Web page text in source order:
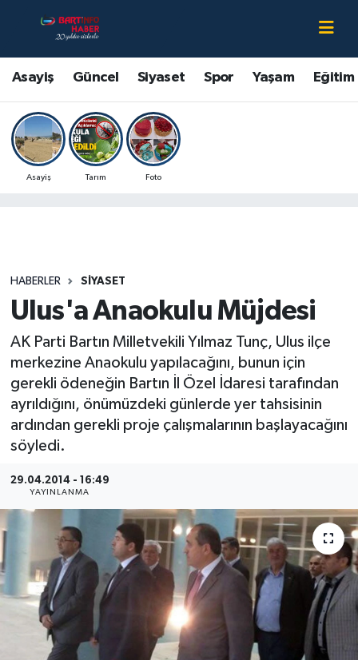
Asayiş Güncel Siyaset Spor Yaşam Eğitim
Asayiş Tarım Foto
HABERLER SIYASET
Ulus'a Anaokulu Müjdesi
AK Parti Bartın Milletvekili Yılmaz Tunç, Ulus ilçe
merkezine Anaokulu yapılacağını, bunun için
gerekli ödeneğin Bartın İl Özel İdaresi tarafından
ayrıldığını, önümüzdeki günlerde yer tahsisinin
ardından gerekli proje çalışmalarının başlayacağını
söyledi.
29.04.2014 - 16:49
YAYINLANMA
Asayiş
Bartın Hakkında
Çevre
Eğitim
Kültür-Sanat
Magazin
Medya
Sağlık
Sivil Toplum
Siyaset
Spor
Tarım
Bartın Nöbetçi Eczaneler
Bartın Hava Durumu
Bartin Namaz Vakitleri
Bartın Trafik Yoğunluk Haritası
Son Dakika Haberleri
Haber Arşivi